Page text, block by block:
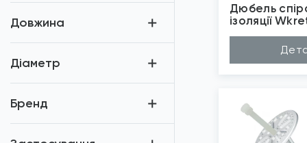
Довжина
Діаметр
Бренд
Дюбель
ізоляції
Довжина (A...
Діаметр (D...
Бренд